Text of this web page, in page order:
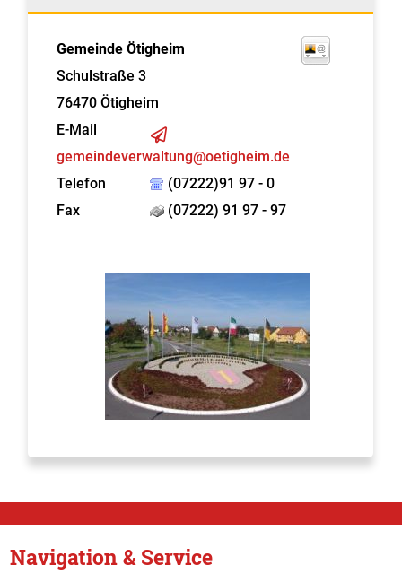
Gemeinde Ötigheim
Schulstraße 3
76470 Ötigheim
E-Mail
gemeindeverwaltung@oetigheim.de
Telefon
(07222)91 97 - 0
Fax
(07222) 91 97 - 97
Navigation & Service